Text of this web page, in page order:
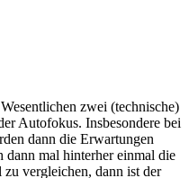
zwei (technische)
Autofokus. Insbesondere bei
dann die Erwartungen
dann mal hinterher einmal die
vergleichen, dann ist der